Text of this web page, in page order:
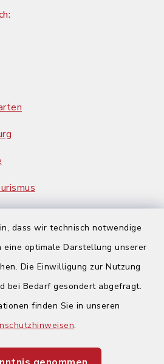
dass wir technisch notwendige
eine optimale Darstellung unserer
Die Einwilligung zur Nutzung
bei Bedarf gesondert abgefragt.
finden Sie in unseren
.